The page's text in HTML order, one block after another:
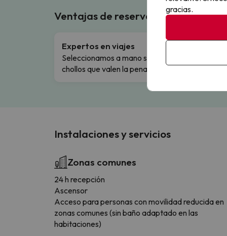
Ventajas de reservar en
Expertos en viajes
Seleccionamos a mano solo los
chollos que valen la pena.
Instalaciones y servicios
Zonas comunes
24 h recepción
Ascensor
Acceso para personas con movilidad reducida en
zonas comunes (sin baño adaptado en las
habitaciones)
gracias.